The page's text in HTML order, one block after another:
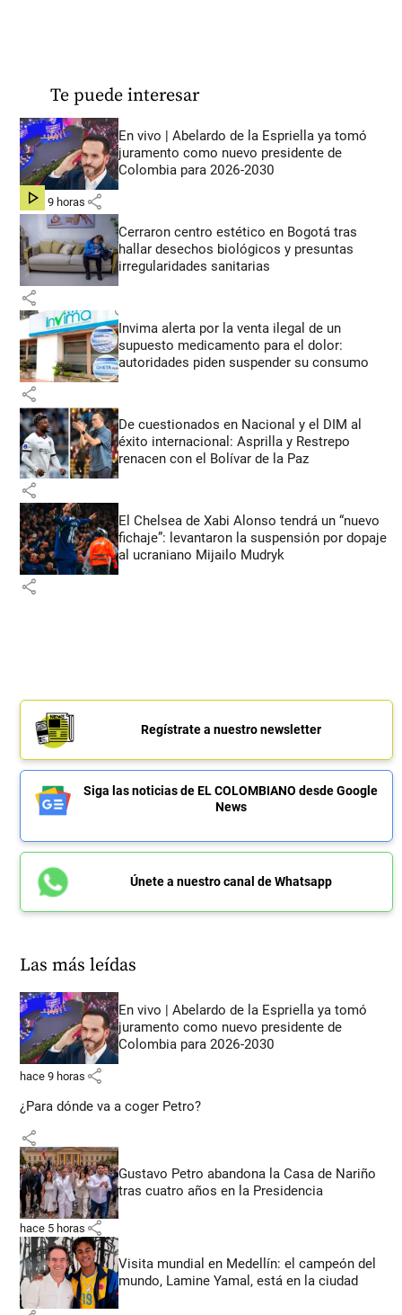
Te puede interesar
En vivo | Abelardo de la Espriella ya tomó
juramento como nuevo presidente de
Colombia para 2026-2030
hace 9 horas share
Cerraron centro estético en Bogotá tras
hallar desechos biológicos y presuntas
irregularidades sanitarias
share
Invima alerta por la venta ilegal de un
supuesto medicamento para el dolor:
autoridades piden suspender su consumo
share
De cuestionados en Nacional y el DIM al
éxito internacional: Asprilla y Restrepo
renacen con el Bolívar de la Paz
share
El Chelsea de Xabi Alonso tendrá un “nuevo
fichaje”: levantaron la suspensión por dopaje
al ucraniano Mijailo Mudryk
share
Regístrate a nuestro newsletter
Siga las noticias de EL COLOMBIANO desde Google
News
Únete a nuestro canal de Whatsapp
Las más leídas
En vivo | Abelardo de la Espriella ya tomó
juramento como nuevo presidente de
Colombia para 2026-2030
hace 9 horas share
¿Para dónde va a coger Petro?
share
Gustavo Petro abandona la Casa de Nariño
tras cuatro años en la Presidencia
hace 5 horas share
Visita mundial en Medellín: el campeón del
mundo, Lamine Yamal, está en la ciudad